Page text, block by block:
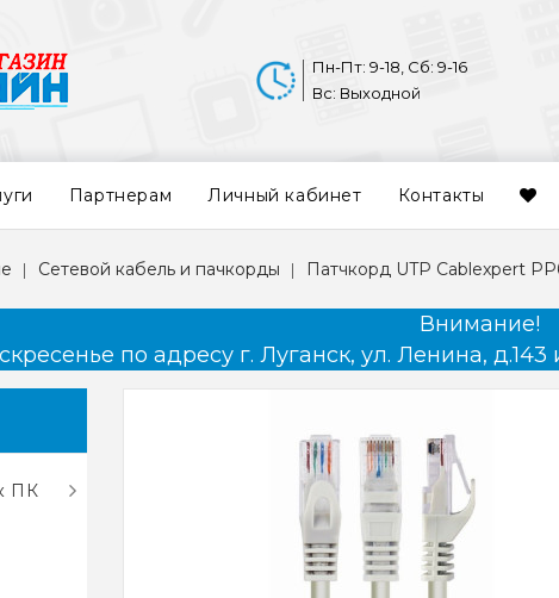
Пн-Пт: 9-18, Сб: 9-16
Вс: Выходной
Партнерам Личный кабинет Контакты
Сетевой кабель и пачкорды Патчкорд UTP Cablexpert
Внимание!
по адресу г. Луганск, ул. Ленина,
ПК